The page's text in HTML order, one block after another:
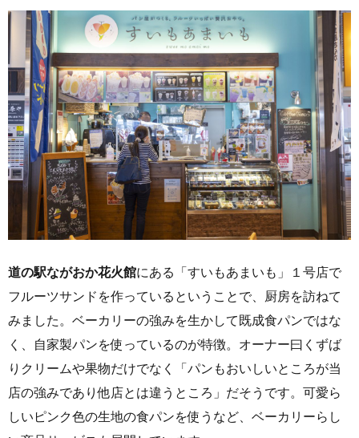
道の駅ながおか花火館にある「すいもあまいも」１号店で
フルーツサンドを作っているということで、厨房を訪ねて
みました。ベーカリーの強みを生かして既成食パンではな
く、自家製パンを使っているのが特徴。オーナー曰くずば
りクリームや果物だけでなく「パンもおいしいところが当
店の強みであり他店とは違うところ」だそうです。可愛ら
しいピンク色の生地の食パンを使うなど、ベーカリーらし